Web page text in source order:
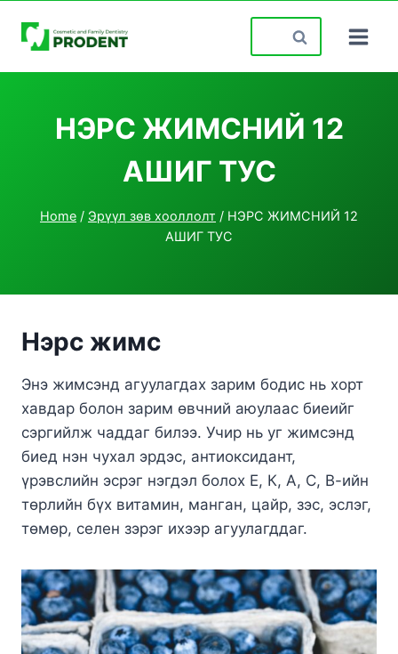
Search
for:
НЭРС ЖИМСНИЙ 12
АШИГ ТУС
Home / Эрүүл зөв хооллолт / НЭРС ЖИМСНИЙ 12
АШИГ ТУС
Нэрс жимс
Энэ жимсэнд агуулагдах зарим бодис нь хорт
хавдар болон зарим өвчний аюулаас биеийг
сэргийлж чаддаг билээ. Учир нь уг жимсэнд
биед нэн чухал эрдэс, антиоксидант,
үрэвслийн эсрэг нэгдэл болох Е, К, А, С, В-ийн
төрлийн бүх витамин, манган, цайр, зэс, эслэг,
төмөр, селен зэрэг ихээр агуулагддаг.